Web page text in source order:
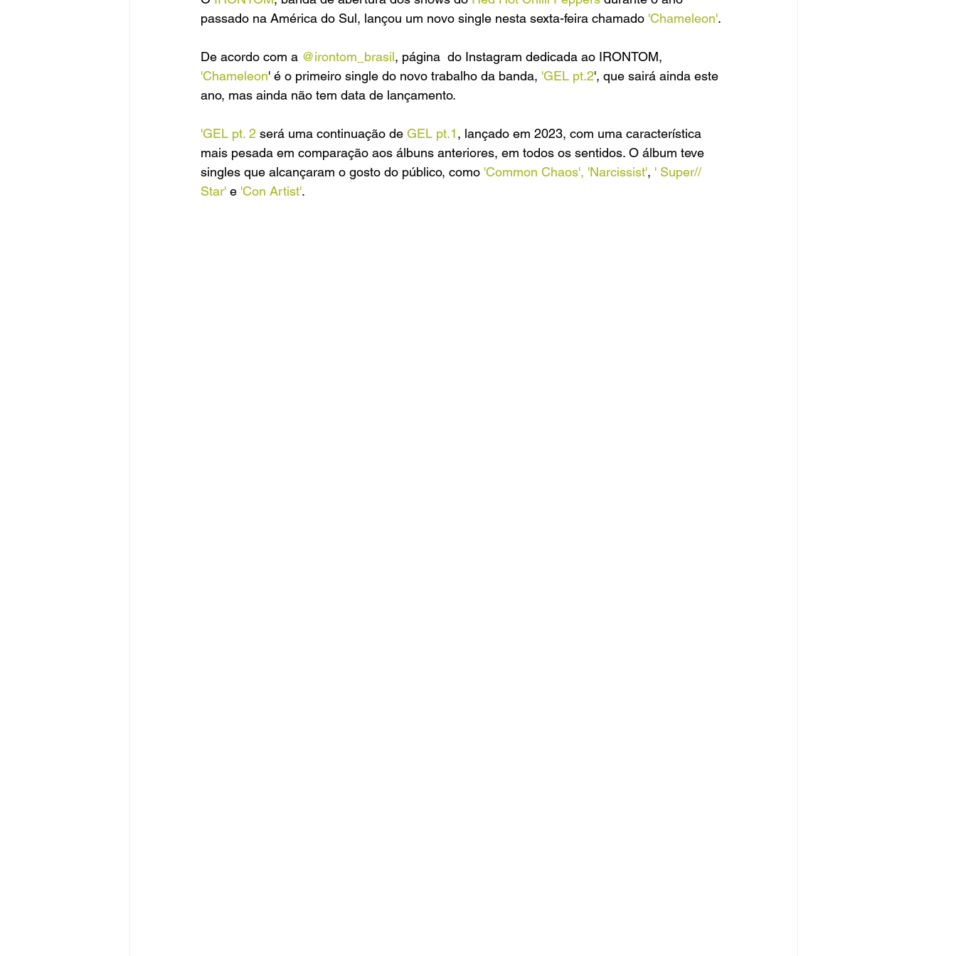
passado na América do Sul, lançou um novo single nesta sexta-feira chamado 'Chameleon'.
De acordo com a @irontom_brasil, página  do Instagram dedicada ao IRONTOM,
'Chameleon' é o primeiro single do novo trabalho da banda, 'GEL pt.2', que sairá ainda este
ano, mas ainda não tem data de lançamento.
'GEL pt. 2 será uma continuação de GEL pt.1, lançado em 2023, com uma característica
mais pesada em comparação aos álbuns anteriores, em todos os sentidos. O álbum teve
singles que alcançaram o gosto do público, como 'Common Chaos', 'Narcissist', ' Super//
Star' e 'Con Artist'.